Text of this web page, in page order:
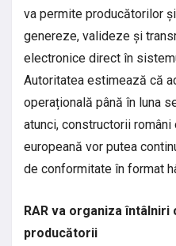
va permite producătorilor
genereze, valideze și
electronice direct în
Autoritatea estimează că
operațională până în luna
atunci, constructorii
europeană vor putea
de conformitate în format
RAR va organiza
producătorii